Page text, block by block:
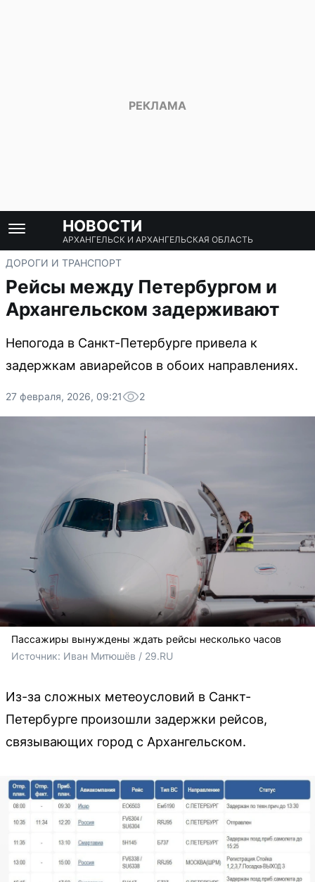
НОВОСТИ
АРХАНГЕЛЬСК И АРХАНГЕЛЬСКАЯ ОБЛАСТЬ
ДОРОГИ И ТРАНСПОРТ
Рейсы между Петербургом и
Архангельском задерживают
Непогода в Санкт-Петербурге привела к
задержкам авиарейсов в обоих направлениях.
27 февраля, 2026, 09:21 2
Пассажиры вынуждены ждать рейсы несколько часов
Источник: Иван Митюшёв / 29.RU
Из-за сложных метеоусловий в Санкт-
Петербурге произошли задержки рейсов,
связывающих город с Архангельском.